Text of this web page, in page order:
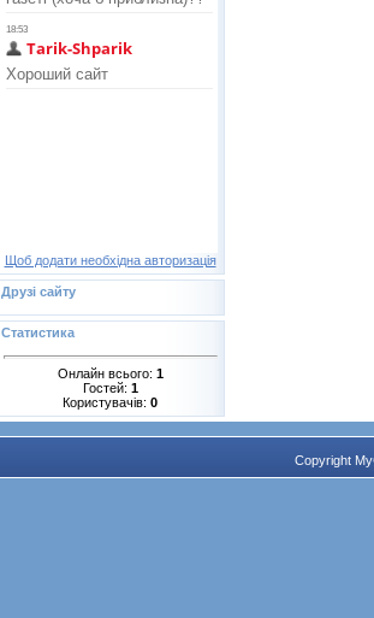
Щоб додати необхідна авторизація
Друзі сайту
Статистика
Онлайн всього: 1
Гостей: 1
Користувачів: 0
Copyright